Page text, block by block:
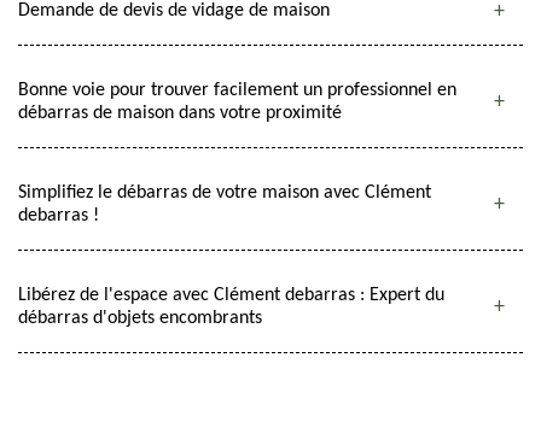
Demande de devis de vidage de maison
Bonne voie pour trouver facilement un professionnel en
débarras de maison dans votre proximité
Simplifiez le débarras de votre maison avec Clément
debarras !
Libérez de l'espace avec Clément debarras : Expert du
débarras d'objets encombrants